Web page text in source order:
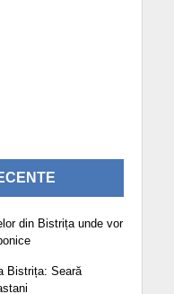
din Bistrița unde vor
Bistrița: Seară